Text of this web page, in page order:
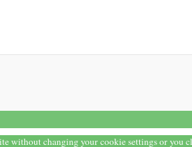
without changing your cookie settings or